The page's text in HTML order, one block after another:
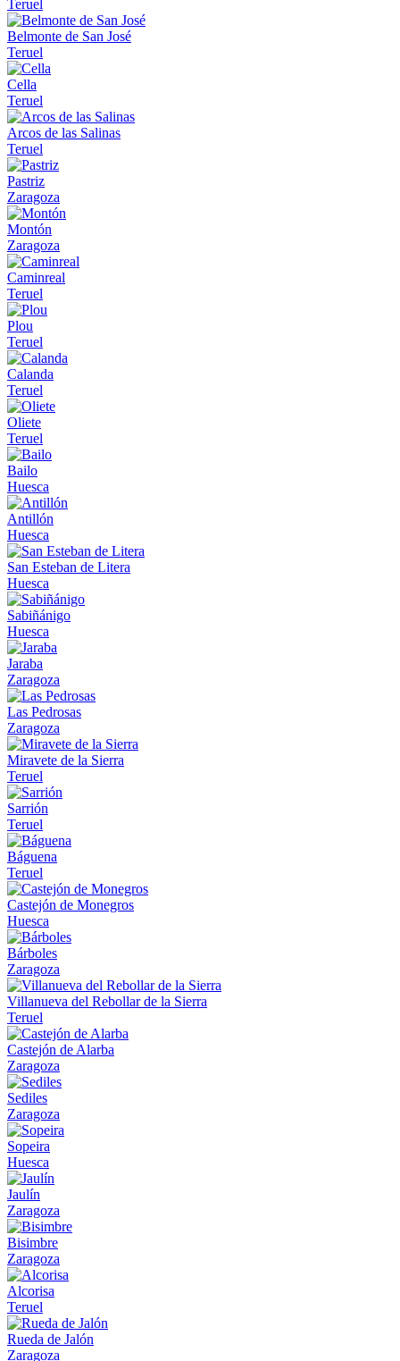
Teruel
Belmonte de San José
Teruel
Cella
Teruel
Arcos de las Salinas
Teruel
Pastriz
Zaragoza
Montón
Zaragoza
Caminreal
Teruel
Plou
Teruel
Calanda
Teruel
Oliete
Teruel
Bailo
Huesca
Antillón
Huesca
San Esteban de Litera
Huesca
Sabiñánigo
Huesca
Jaraba
Zaragoza
Las Pedrosas
Zaragoza
Miravete de la Sierra
Teruel
Sarrión
Teruel
Báguena
Teruel
Castejón de Monegros
Huesca
Bárboles
Zaragoza
Villanueva del Rebollar de la Sierra
Teruel
Castejón de Alarba
Zaragoza
Sediles
Zaragoza
Sopeira
Huesca
Jaulín
Zaragoza
Bisimbre
Zaragoza
Alcorisa
Teruel
Rueda de Jalón
Zaragoza